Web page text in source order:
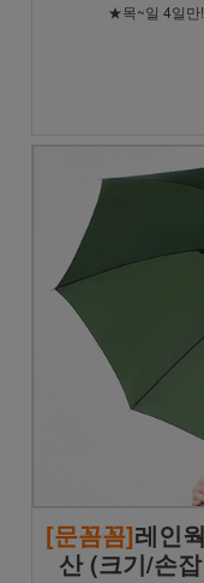
★목~일 4일만
[문꼼꼼]레인
산 (크기/손